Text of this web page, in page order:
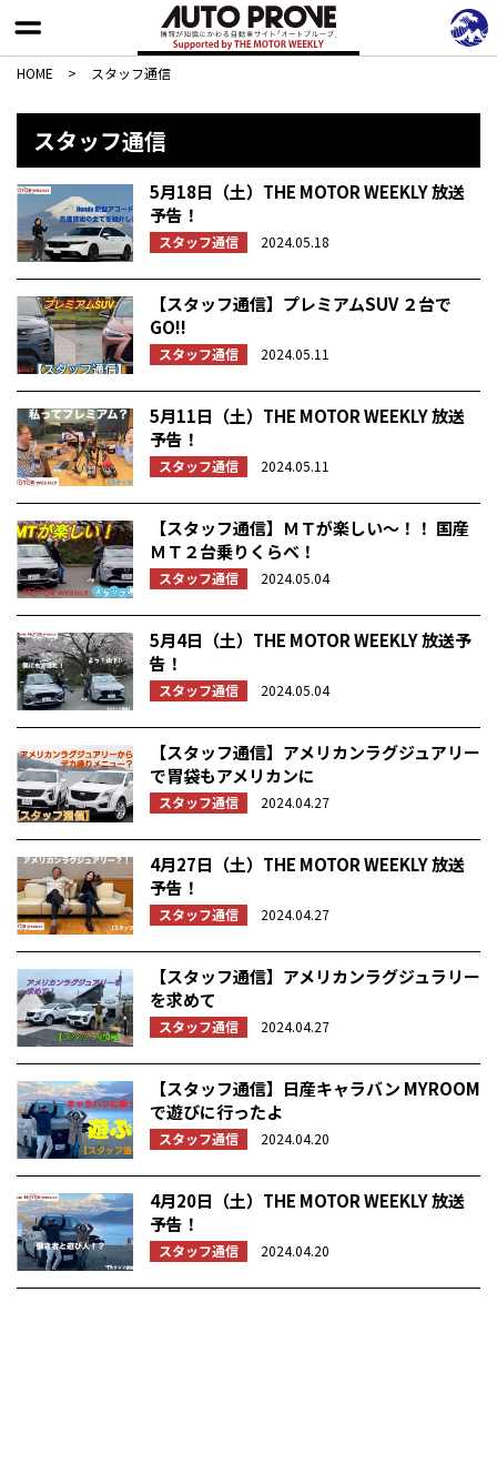
HOME > スタッフ通信
スタッフ通信
5月18日（土）THE MOTOR WEEKLY 放送
予告！
スタッフ通信 2024.05.18
【スタッフ通信】プレミアムSUV ２台で
GO!!
スタッフ通信 2024.05.11
5月11日（土）THE MOTOR WEEKLY 放送
予告！
スタッフ通信 2024.05.11
【スタッフ通信】ＭＴが楽しい～！！ 国産
ＭＴ２台乗りくらべ！
スタッフ通信 2024.05.04
5月4日（土）THE MOTOR WEEKLY 放送予
告！
スタッフ通信 2024.05.04
【スタッフ通信】アメリカンラグジュアリー
で胃袋もアメリカンに
スタッフ通信 2024.04.27
4月27日（土）THE MOTOR WEEKLY 放送
予告！
スタッフ通信 2024.04.27
【スタッフ通信】アメリカンラグジュラリー
を求めて
スタッフ通信 2024.04.27
【スタッフ通信】日産キャラバン MYROOM
で遊びに行ったよ
スタッフ通信 2024.04.20
4月20日（土）THE MOTOR WEEKLY 放送
予告！
スタッフ通信 2024.04.20